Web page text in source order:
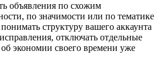
объявления по схожим
по значимости или по тематике
структуру вашего аккаунта
отключать отдельные
экономии своего времени уже